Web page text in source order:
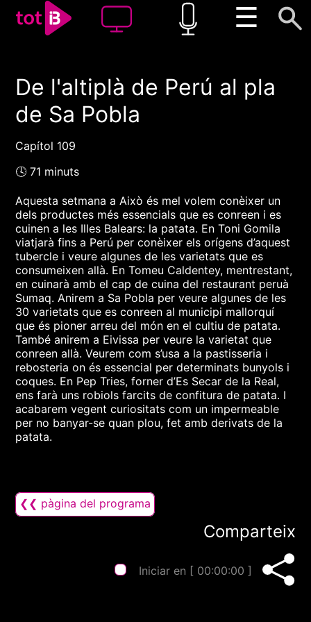
☰
00:00 00:00
1x
De l'altiplà de Perú al pla
de Sa Pobla
Capítol 109
🕓 71 minuts
Aquesta setmana a Això és mel volem conèixer un
dels productes més essencials que es conreen i es
cuinen a les Illes Balears: la patata. En Toni Gomila
viatjarà fins a Perú per conèixer els orígens d’aquest
tubercle i veure algunes de les varietats que es
consumeixen allà. En Tomeu Caldentey, mentrestant,
en cuinarà amb el cap de cuina del restaurant peruà
Sumaq. Anirem a Sa Pobla per veure algunes de les
30 varietats que es conreen al municipi mallorquí
que és pioner arreu del món en el cultiu de patata.
També anirem a Eivissa per veure la varietat que
conreen allà. Veurem com s’usa a la pastisseria i
rebosteria on és essencial per determinats bunyols i
coques. En Pep Tries, forner d’Es Secar de la Real,
ens farà uns robiols farcits de confitura de patata. I
acabarem vegent curiositats com un impermeable
per no banyar-se quan plou, fet amb derivats de la
patata.
❮❮ pàgina del programa
Comparteix
Iniciar en [ 00:00:00 ]